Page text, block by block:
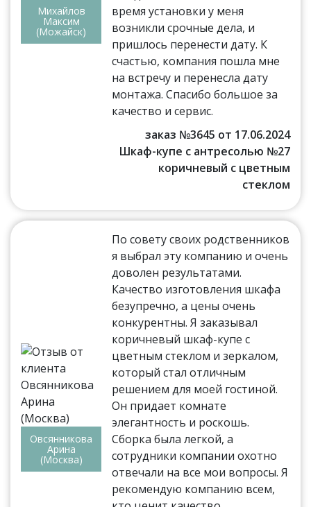
Михайлов
Максим
(Можайск)
время установки у меня
возникли срочные дела, и
пришлось перенести дату. К
счастью, компания пошла мне
на встречу и перенесла дату
монтажа. Спасибо большое за
качество и сервис.
заказ №3645 от 17.06.2024
Шкаф-купе с антресолью №27
коричневый с цветным
стеклом
Овсянникова
Арина
(Москва)
По совету своих родственников
я выбрал эту компанию и очень
доволен результатами.
Качество изготовления шкафа
безупречно, а цены очень
конкурентны. Я заказывал
коричневый шкаф-купе с
цветным стеклом и зеркалом,
который стал отличным
решением для моей гостиной.
Он придает комнате
элегантность и роскошь.
Сборка была легкой, а
сотрудники компании охотно
отвечали на все мои вопросы. Я
рекомендую компанию всем,